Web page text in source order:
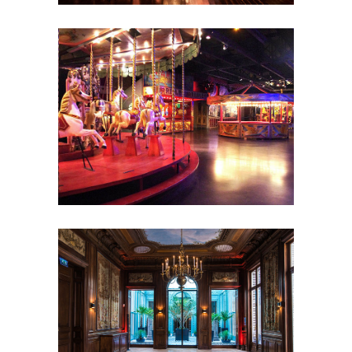
assemblée Shooting photo Showrooms
et galeries Soirée de Rallye
Soirée
étudiante Tournage